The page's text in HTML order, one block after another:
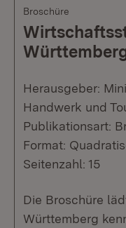
Broschüre
Herausgeber:
Handwerk und
Publikationsart:
Format:
Seitenzahl: 15
Die Broschüre
Württemberg